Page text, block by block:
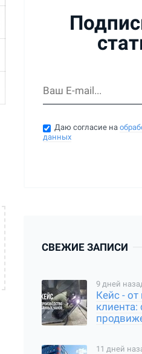
Даю согласие на
данных
СВЕЖИЕ ЗАПИСИ
9 дней
Кейс - от
клиента:
11 дней